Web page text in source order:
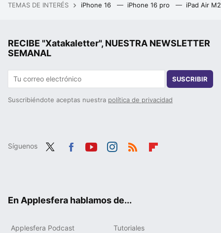
TEMAS DE INTERÉS iPhone 16 iPhone 16 pro iPad Air
RECIBE "Xatakaletter", NUESTRA NEWSLETTER
SEMANAL
SUSCRIBIR
Suscribiéndote aceptas nuestra política de privacidad
Síguenos
En Applesfera hablamos de...
Applesfera Podcast Tutoriales